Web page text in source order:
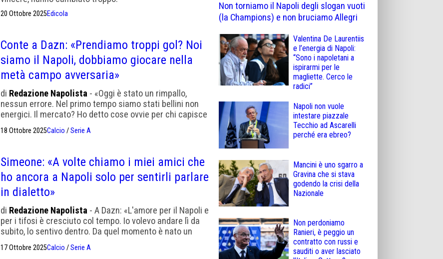
20 Ottobre 2025Edicola
Conte a Dazn: «Prendiamo troppi gol? Noi
siamo il Napoli, dobbiamo giocare nella
metà campo avversaria»
di Redazione Napolista - «Oggi è stato un rimpallo,
nessun errore. Nel primo tempo siamo stati bellini non
energici. Il mercato? Ho detto cose ovvie per chi capisce
18 Ottobre 2025Calcio /Serie A
Simeone: «A volte chiamo i miei amici che
ho ancora a Napoli solo per sentirli parlare
in dialetto»
di Redazione Napolista - A Dazn: «L'amore per il Napoli e
per i tifosi è cresciuto col tempo. Io volevo andare lì da
subito, lo sentivo dentro. Da quel momento è nato un
17 Ottobre 2025Calcio /Serie A
Non torniamo il Napoli degli slogan vuoti
(la Champions) e non bruciamo Allegri
Valentina De Laurentiis
e l’energia di Napoli:
“Sono i napoletani a
ispirarmi per le
magliette. Cerco le
radici”
Napoli non vuole
intestare piazzale
Tecchio ad Ascarelli
perché era ebreo?
Mancini è uno sgarro a
Gravina che si stava
godendo la crisi della
Nazionale
Non perdoniamo
Ranieri, è peggio un
contratto con russi e
sauditi o aver lasciato